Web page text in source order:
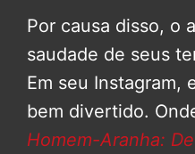
Por causa disso, o
saudade de seus
Em seu Instagram,
bem divertido.
Homem-Aranha: